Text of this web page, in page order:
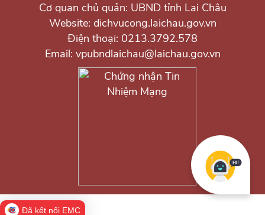
Cơ quan chủ quản: UBND tỉnh Lai Châu
Website: dichvucong.laichau.gov.vn
Điện thoại: 0213.3792.578
Email: vpubndlaichau@laichau.gov.vn
Đã kết nối EMC